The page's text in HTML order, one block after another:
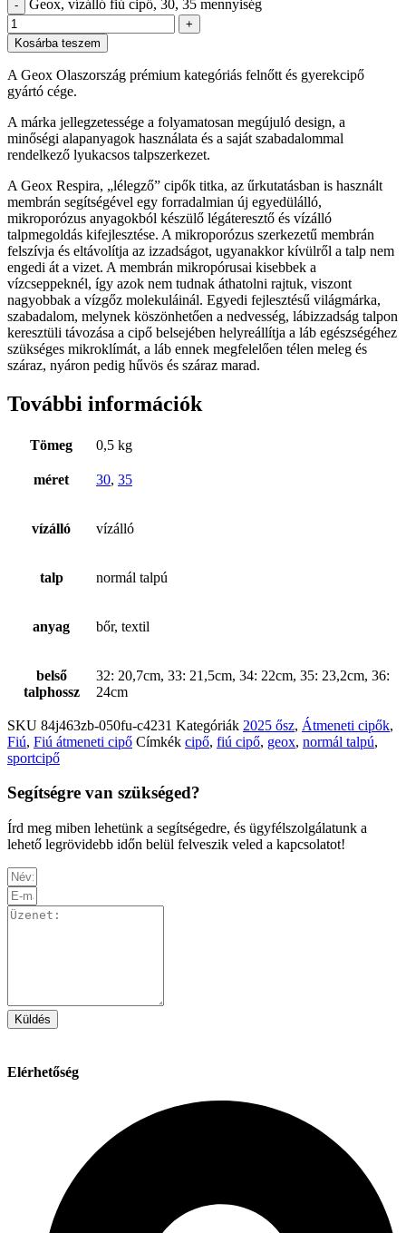
- Geox, vízálló fiú cipő, 30, 35 mennyiség
+
Kosárba teszem
A Geox Olaszország prémium kategóriás felnőtt és gyerekcipő
gyártó cége.
A márka jellegzetessége a folyamatosan megújuló design, a
minőségi alapanyagok használata és a saját szabadalommal
rendelkező lyukacsos talpszerkezet.
A Geox Respira, „lélegző” cipők titka, az űrkutatásban is használt
membrán segítségével egy forradalmian új egyedülálló,
mikroporózus anyagokból készülő légáteresztő és vízálló
talpmegoldás kifejlesztése. A mikroporózus szerkezetű membrán
felszívja és eltávolítja az izzadságot, ugyanakkor kívülről a talp nem
engedi át a vizet. A membrán mikropórusai kisebbek a
vízcseppeknél, így azok nem tudnak áthatolni rajtuk, viszont
nagyobbak a vízgőz molekuláinál. Egyedi fejlesztésű világmárka,
szabadalom, melynek köszönhetően a nedvesség, lábizzadság talpon
keresztüli távozása a cipő belsejében helyreállítja a láb egészségéhez
szükséges mikroklímát, a láb ennek megfelelően télen meleg és
száraz, nyáron pedig hűvös és száraz marad.
További információk
Tömeg 0,5 kg
méret 30, 35
vízálló vízálló
talp normál talpú
anyag bőr, textil
belső
talphossz
32: 20,7cm, 33: 21,5cm, 34: 22cm, 35: 23,2cm, 36:
24cm
SKU 84j463zb-050fu-c4231 Kategóriák 2025 ősz, Átmeneti cipők,
Fiú, Fiú átmeneti cipő Címkék cipő, fiú cipő, geox, normál talpú,
sportcipő
Segítségre van szükséged?
Írd meg miben lehetünk a segítségedre, és ügyfélszolgálatunk a
lehető legrövidebb időn belül felveszik veled a kapcsolatot!
Küldés
Elérhetőség